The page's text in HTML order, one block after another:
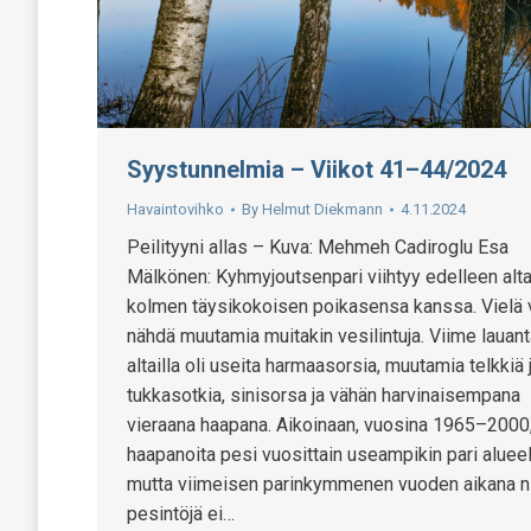
Syystunnelmia – Viikot 41–44/2024
Havaintovihko By Helmut Diekmann 4.11.2024
Peilityyni allas – Kuva: Mehmeh Cadiroglu Esa
Mälkönen: Kyhmyjoutsenpari viihtyy edelleen
kolmen täysikokoisen poikasensa kanssa. Vielä
nähdä muutamia muitakin vesilintuja. Viime
altailla oli useita harmaasorsia, muutamia telkkiä
tukkasotkia, sinisorsa ja vähän harvinaisempana
vieraana haapana. Aikoinaan, vuosina
haapanoita pesi vuosittain useampikin pari
mutta viimeisen parinkymmenen vuoden aikana
pesintöjä ei…